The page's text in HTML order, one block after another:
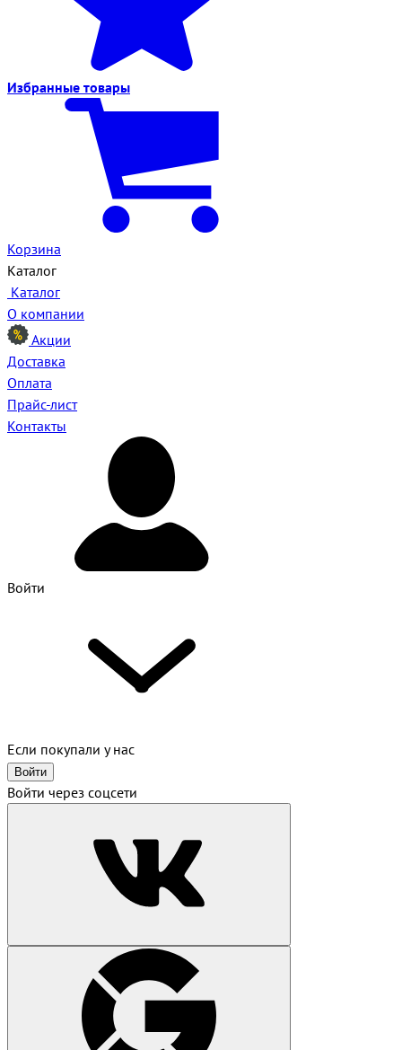
Избранные товары
Корзина
Каталог
Каталог
О компании
Акции
Доставка
Оплата
Прайс-лист
Контакты
Войти
Если покупали у нас
Войти
Войти через соцсети